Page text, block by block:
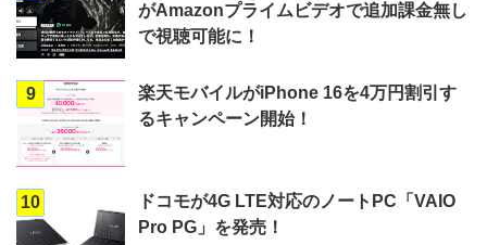
がAmazonプライムビデオで追加課金無し
で視聴可能に！
9
楽天モバイルがiPhone 16を4万円割引す
るキャンペーン開始！
10
ドコモが4G LTE対応のノートPC「VAIO
Pro PG」を発売！